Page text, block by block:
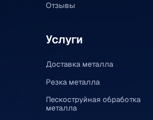
Отзывы
Услуги
Доставка металла
Резка металла
Пескоструйная обработка
металла